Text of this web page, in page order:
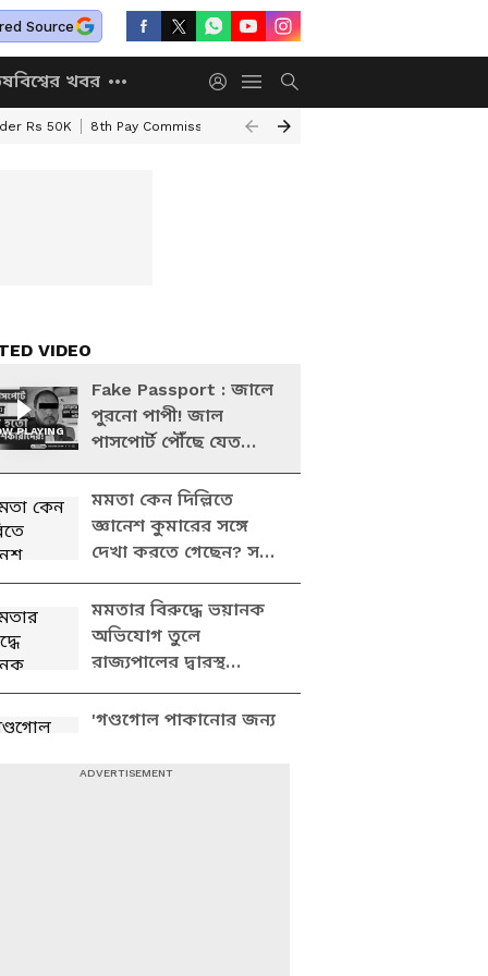
Source
বিশ্বের খবর
Rs 50K 8th Pay Commission Chhatravriti Yojana
VIDEO
PLAYING
Fake Passport : জালে
পুরনো পাপী! জাল
পাসপোর্ট পৌঁছে যেত
অনুপ্রবেশকারীদের হাতে!
দেখুন
মমতা কেন দিল্লিতে
জ্ঞানেশ কুমারের সঙ্গে
দেখা করতে গেছেন? সব
ফাঁস করে যা বললেন
শুভেন্দু
মমতার বিরুদ্ধে ভয়ানক
অভিযোগ তুলে
রাজ্যপালের দ্বারস্থ
শুভেন্দু, দেখুন কী বলছেন
'গণ্ডগোল পাকানোর জন্য
করেছে তৃণমূল',